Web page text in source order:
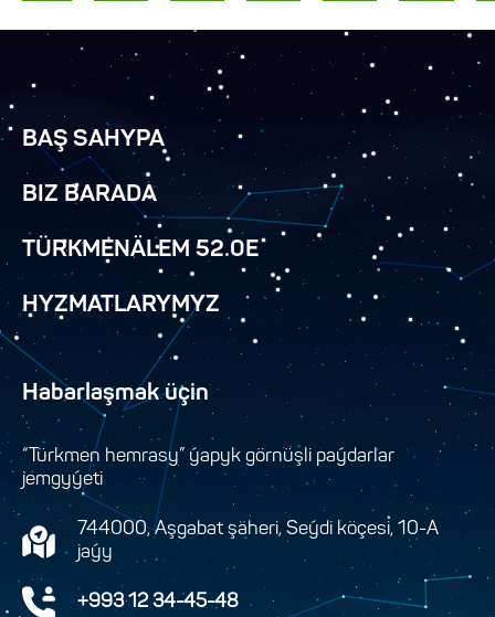
BAŞ SAHYPA
BIZ BARADA
TÜRKMENÄLEM 52.0E
HYZMATLARYMYZ
Habarlaşmak üçin
“Türkmen hemrasy” ýapyk görnüşli paýdarlar
jemgyýeti
744000, Aşgabat şäheri, Seýdi köçesi, 10-A
jaýy
+993 12 34-45-48